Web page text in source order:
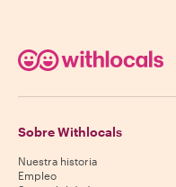
Sobre Withlocals
Nuestra historia
Empleo